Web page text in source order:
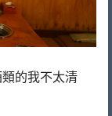
的我不太清